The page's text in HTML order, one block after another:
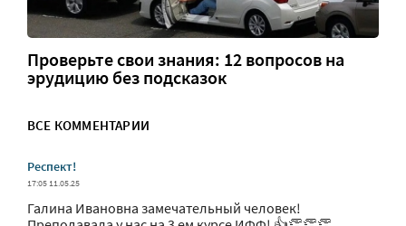
Проверьте свои знания: 12 вопросов на
эрудицию без подсказок
ВСЕ КОММЕНТАРИИ
Респект!
17:05 11.05.25
Галина Ивановна замечательный человек!